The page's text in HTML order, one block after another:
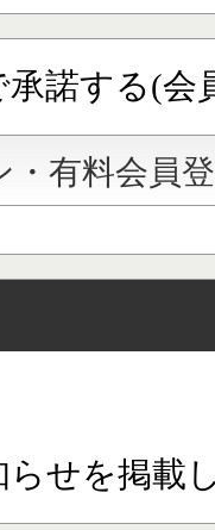
承諾する(会
せを掲載